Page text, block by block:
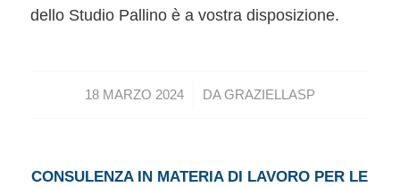
dello Studio Pallino è a vostra disposizione.
18 MARZO 2024
/ DAGRAZIELLASP
CONSULENZA IN MATERIA DI LAVORO PER LE